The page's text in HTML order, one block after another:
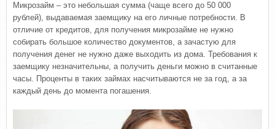
Микрозайм – это небольшая сумма (чаще всего до 50 000
рублей), выдаваемая заемщику на его личные потребности. В
отличие от кредитов, для получения микрозайме не нужно
собирать большое количество документов, а зачастую для
получения денег не нужно даже выходить из дома. Требования к
заемщику незначительны, а получить деньги можно в считанные
часы. Проценты в таких займах насчитываются не за год, а за
каждый день до момента погашения.